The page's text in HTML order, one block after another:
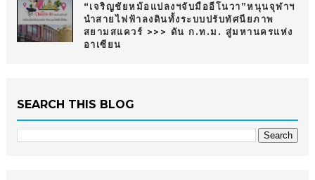
“เจริญชัยหม้อแปลงฯจับมืออีโนวา”หนุนจุฬาฯ
นำสายไฟฟ้าลงดินทั้งระบบปรับทัศนียภาพ
สยามสแควร์ >>> ดัน ก.ท.ม. สู่มหานครแห่ง
อาเซียน
SEARCH THIS BLOG